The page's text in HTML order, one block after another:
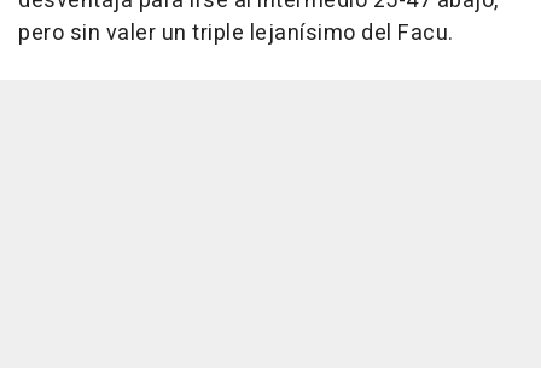
pero sin valer un triple lejanísimo del Facu.